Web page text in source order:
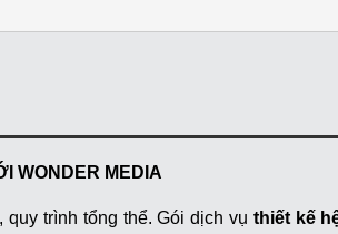
WONDER MEDIA
trình tổng thể. Gói dịch vụ thiết kế